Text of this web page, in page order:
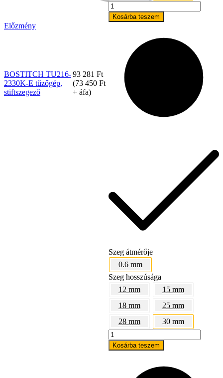
Előzmény
BOSTITCH TU216-
2330K-E tűzőgép,
stiftszegező
93 281 Ft
(73 450 Ft
+ áfa)
BOSTITCH
TU216-
2330K-
stiftszegező
mennyiség
Kosárba teszem
Szeg átmérője
0.6 mm
Szeg hosszúsága
12 mm
15 mm
18 mm
25 mm
28 mm
30 mm
EVERWIN
P650
tűzőgép,
Kosárba teszem